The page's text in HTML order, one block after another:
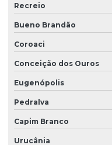
Recreio
Bueno Brandão
Coroaci
Conceição dos Ouros
Eugenópolis
Pedralva
Capim Branco
Urucânia